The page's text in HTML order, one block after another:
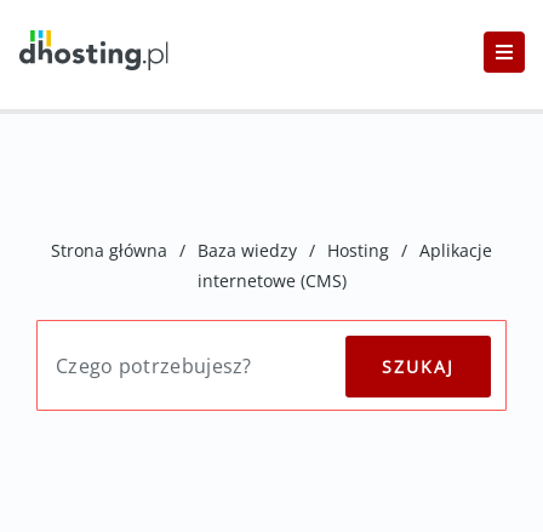
Strona główna / Baza wiedzy / Hosting / Aplikacje
internetowe (CMS)